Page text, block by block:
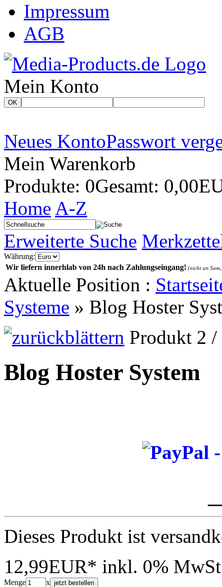
Impressum
AGB
Mein Konto
OK
Neues KontoPasswort
Mein Warenkorb
Produkte: 0Gesamt:
Home A-Z
Erweiterte Suche
Währung:
Wir liefern innerhlab von 24h nach Zahlungseingang! (nicht an
Aktuelle Position :
Systeme » Blog Hoster
Produkt 2
Blog Hoster System
Dieses Produkt ist
12,99EUR* inkl. 0%
Menge x jetzt bestellen